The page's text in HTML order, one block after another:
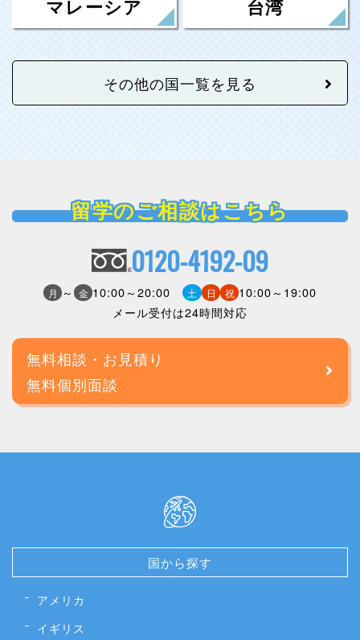
マレーシア 台湾
その他の国一覧を見る
留学のご相談はこちら
0120-4192-09
月 ～ 金 10:00～20:00 土 日 祝 10:00～19:00
メール受付は24時間対応
無料相談・お見積り
無料個別面談
国から探す
アメリカ
イギリス